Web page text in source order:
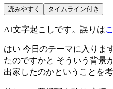
読みやすく タイムライン付き
AI文字起こしです。誤りは
はい 今日のテーマに入りま
たのですかと そういう背景
出家したのかということを